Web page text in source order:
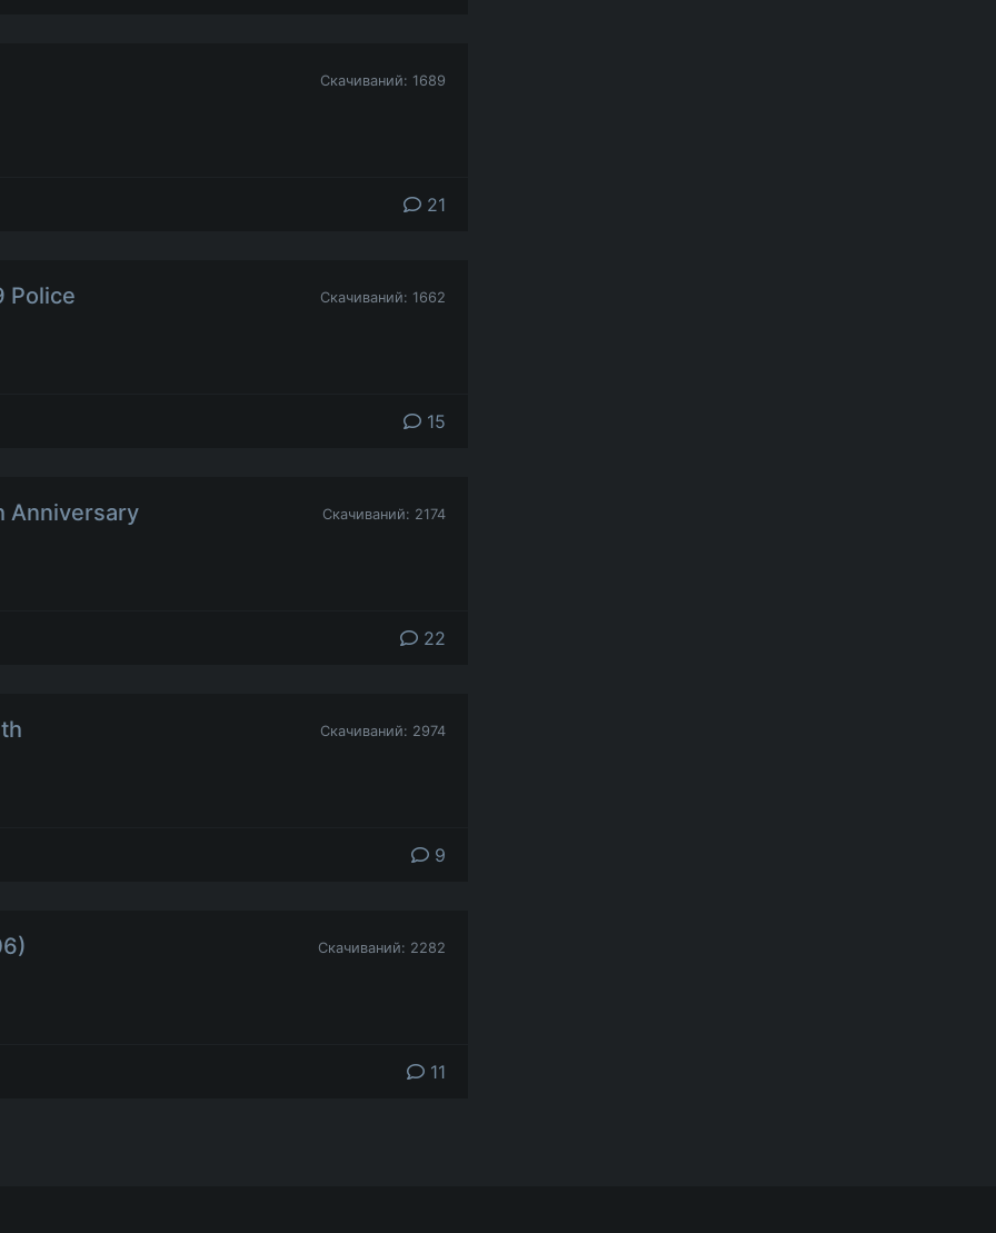
Скачиваний: 1689
21
Police Скачиваний: 1662
15
Anniversary Скачиваний: 2174
22
Скачиваний: 2974
9
Скачиваний: 2282
11